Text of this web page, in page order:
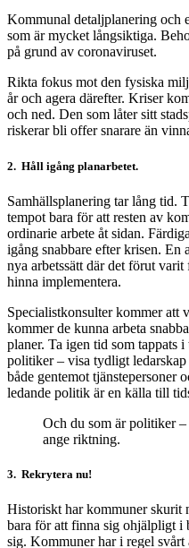
Kommunal detaljplanering och
som är mycket långsiktiga.
på grund av coronaviruset.
Rikta fokus mot den fysiska
år och agera därefter. Kriser
och ned. Den som låter sitt
riskerar bli offer snarare än
2. Håll igång planarbetet.
Samhällsplanering tar lång tid.
tempot bara för att resten av
ordinarie arbete åt sidan.
igång snabbare efter krisen. En
nya arbetssätt där det förut
hinna implementera.
Specialistkonsulter kommer att
kommer de kunna arbeta
planer. Ta igen tid som tappats
politiker – visa tydligt
både gentemot tjänstepersoner
ledande politik är en källa till
Och du som är politiker
ange riktning.
3. Rekrytera nu!
Historiskt har kommuner skurit
bara för att finna sig ohjälpligt i
sig. Kommuner har i regel svårt